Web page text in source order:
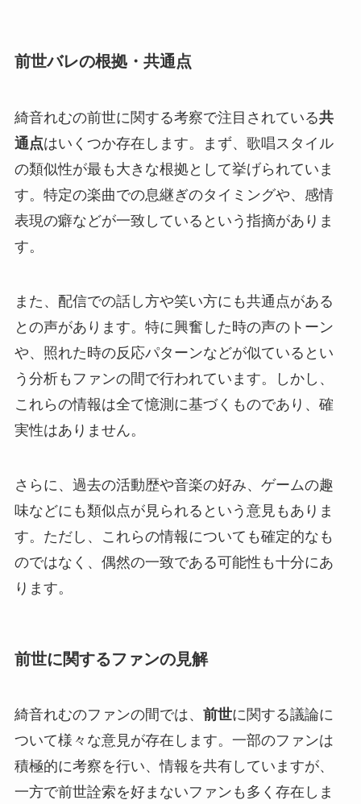
前世バレの根拠・共通点
綺音れむの前世に関する考察で注目されている共
通点はいくつか存在します。まず、歌唱スタイル
の類似性が最も大きな根拠として挙げられていま
す。特定の楽曲での息継ぎのタイミングや、感情
表現の癖などが一致しているという指摘がありま
す。
また、配信での話し方や笑い方にも共通点がある
との声があります。特に興奮した時の声のトーン
や、照れた時の反応パターンなどが似ているとい
う分析もファンの間で行われています。しかし、
これらの情報は全て憶測に基づくものであり、確
実性はありません。
さらに、過去の活動歴や音楽の好み、ゲームの趣
味などにも類似点が見られるという意見もありま
す。ただし、これらの情報についても確定的なも
のではなく、偶然の一致である可能性も十分にあ
ります。
前世に関するファンの見解
綺音れむのファンの間では、 前世に関する議論に
ついて様々な意見が存在します。一部のファンは
積極的に考察を行い、情報を共有していますが、
一方で前世詮索を好まないファンも多く存在しま